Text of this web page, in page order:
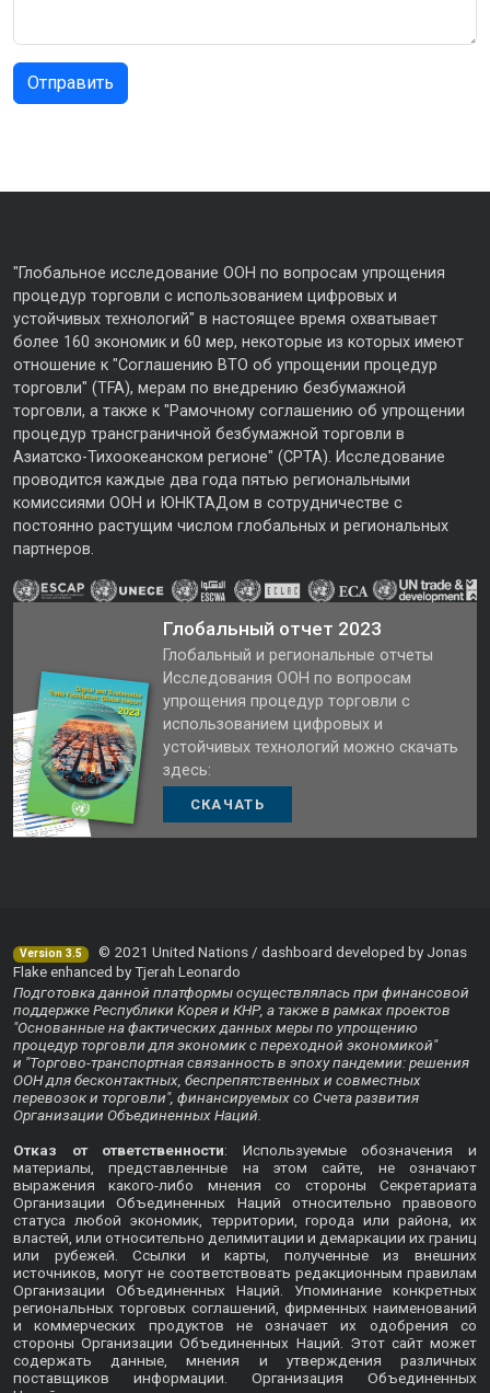
"Глобальное исследование ООН по вопросам упрощения
процедур торговли с использованием цифровых и
устойчивых технологий" в настоящее время охватывает
более 160 экономик и 60 мер, некоторые из которых имеют
отношение к "Соглашению ВТО об упрощении процедур
торговли" (TFA), мерам по внедрению безбумажной
торговли, а также к "Рамочному соглашению об упрощении
процедур трансграничной безбумажной торговли в
Азиатско-Тихоокеанском регионе" (CPTA). Исследование
проводится каждые два года пятью региональными
комиссиями ООН и ЮНКТАДом в сотрудничестве с
постоянно растущим числом глобальных и региональных
партнеров.
Глобальный отчет 2023
Глобальный и региональные отчеты
Исследования ООН по вопросам
упрощения процедур торговли с
использованием цифровых и
устойчивых технологий можно скачать
здесь:
СКАЧАТЬ
Version 3.5
© 2021 United Nations / dashboard developed by Jonas
Flake enhanced by Tjerah Leonardo
Подготовка данной платформы осуществлялась при финансовой
поддержке Республики Корея и КНР, а также в рамках проектов
"Основанные на фактических данных меры по упрощению
процедур торговли для экономик с переходной экономикой"
и "Торгово-транспортная связанность в эпоху пандемии: решения
ООН для бесконтактных, беспрепятственных и совместных
перевозок и торговли", финансируемых со Счета развития
Организации Объединенных Наций.
Отказ от ответственности: Используемые обозначения и
материалы, представленные на этом сайте, не означают
выражения какого-либо мнения со стороны Секретариата
Организации Объединенных Наций относительно правового
статуса любой экономик, территории, города или района, их
властей, или относительно делимитации и демаркации их границ
или рубежей. Ссылки и карты, полученные из внешних
источников, могут не соответствовать редакционным правилам
Организации Объединенных Наций. Упоминание конкретных
региональных торговых соглашений, фирменных наименований
и коммерческих продуктов не означает их одобрения со
стороны Организации Объединенных Наций. Этот сайт может
содержать данные, мнения и утверждения различных
поставщиков информации. Организация Объединенных